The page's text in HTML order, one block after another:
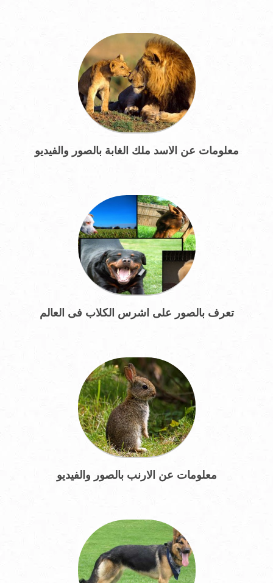
معلومات عن الاسد ملك الغابة بالصور والفيديو
تعرف بالصور على اشرس الكلاب فى العالم
معلومات عن الارنب بالصور والفيديو